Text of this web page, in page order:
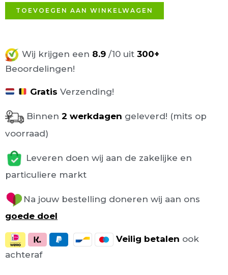
39x39cm
aantal
TOEVOEGEN AAN WINKELWAGEN
Wij krijgen een 8.9 /10 uit 300+
Beoordelingen!
Gratis Verzending!
Binnen 2 werkdagen geleverd! (mits op
voorraad)
Leveren doen wij aan de zakelijke en
particuliere markt
Na jouw bestelling doneren wij aan ons
goede doel
Veilig betalen ook
achteraf